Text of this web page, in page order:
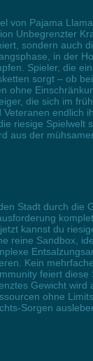
von Pajama
Unbegrenzter
sondern auch
in der
Spieler, die
sorgt – ob
ohne
die sich im
endlich
riesige
aus der
Stadt durch
kannst du
reine Sandbox,
Kein
feiert
Gewicht
ohne
Sorgen